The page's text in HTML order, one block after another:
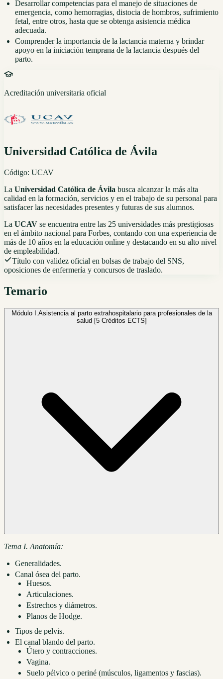
Desarrollar competencias para el manejo de situaciones de
emergencia, como hemorragias, distocia de hombros, sufrimiento
fetal, entre otros, hasta que se obtenga asistencia médica
adecuada.
Comprender la importancia de la lactancia materna y brindar
apoyo en la iniciación temprana de la lactancia después del
parto.
Acreditación universitaria oficial
Universidad Católica de Ávila
Código: UCAV
La Universidad Católica de Ávila busca alcanzar la más alta
calidad en la formación, servicios y en el trabajo de su personal para
satisfacer las necesidades presentes y futuras de sus alumnos.
La UCAV se encuentra entre las 25 universidades más prestigiosas
en el ámbito nacional para Forbes, contando con una experiencia de
más de 10 años en la educación online y destacando en su alto nivel
de empleabilidad.
Título con validez oficial en bolsas de trabajo del SNS,
oposiciones de enfermería y concursos de traslado.
Temario
Módulo I.Asistencia al parto extrahospitalario para profesionales de la
Tema I. Anatomía:
Generalidades.
Canal ósea del parto.
Huesos.
Articulaciones.
Estrechos y diámetros.
Planos de Hodge.
Tipos de pelvis.
El canal blando del parto.
Útero y contracciones.
Vagina.
Suelo pélvico o periné (músculos, ligamentos y fascias).